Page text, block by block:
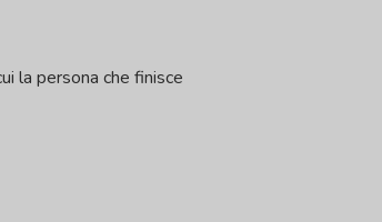
la persona che finisce